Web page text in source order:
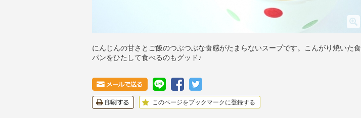
にんじんの甘さとご飯のつぶつぶな食感がたまらないスープです。こんがり焼いた食
パンをひたして食べるのもグッド♪
このページをブックマークに登録する